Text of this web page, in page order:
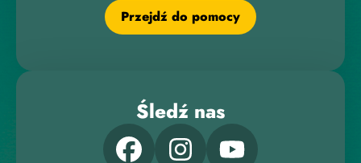
Przejdź do pomocy
Śledź nas